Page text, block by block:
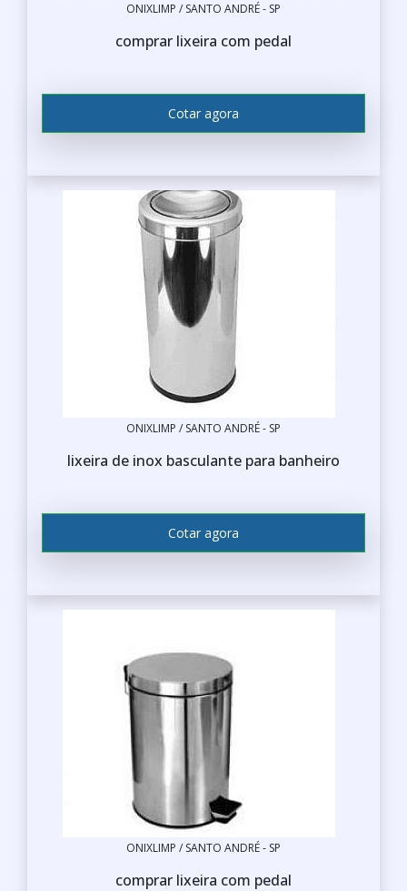
ONIXLIMP / SANTO ANDRÉ - SP
comprar lixeira com pedal
Cotar agora
ONIXLIMP / SANTO ANDRÉ - SP
lixeira de inox basculante para banheiro
Cotar agora
ONIXLIMP / SANTO ANDRÉ - SP
comprar lixeira com pedal